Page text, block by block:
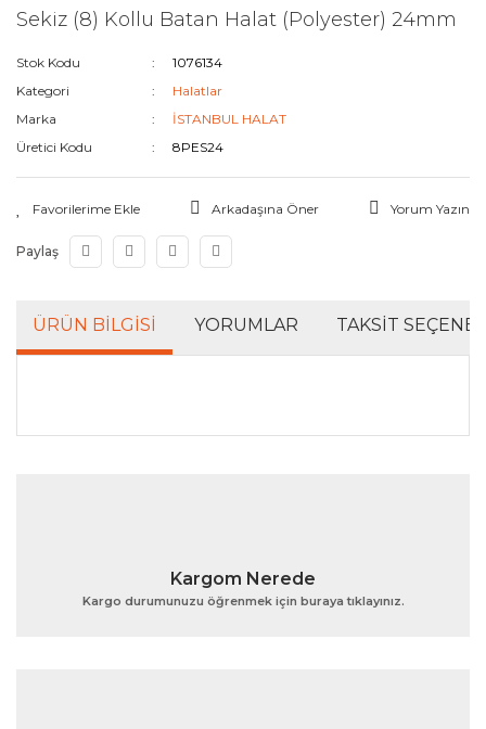
Sekiz (8) Kollu Batan Halat (Polyester) 24mm
Stok Kodu
1076134
Kategori
Halatlar
Marka
İSTANBUL HALAT
Üretici Kodu
8PES24
Arkadaşına Öner Yorum Yazın
Paylaş
ÜRÜN BILGISI YORUMLAR TAKSIT
Bu ürünün fiyat bilgisi, resim, ürün açıklamalarında ve
Ürün açıklamasında eksik bilgiler bulunuyor.
Kargom Nerede
Kargo durumunuzu öğrenmek için buraya tıklayınız.